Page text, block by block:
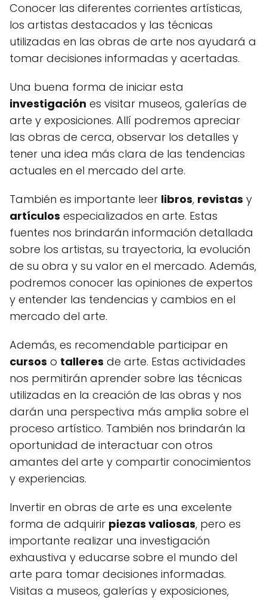
Conocer las diferentes corrientes artísticas,
los artistas destacados y las técnicas
utilizadas en las obras de arte nos ayudará a
tomar decisiones informadas y acertadas.
Una buena forma de iniciar esta
investigación es visitar museos, galerías de
arte y exposiciones. Allí podremos apreciar
las obras de cerca, observar los detalles y
tener una idea más clara de las tendencias
actuales en el mercado del arte.
También es importante leer libros, revistas y
artículos especializados en arte. Estas
fuentes nos brindarán información detallada
sobre los artistas, su trayectoria, la evolución
de su obra y su valor en el mercado. Además,
podremos conocer las opiniones de expertos
y entender las tendencias y cambios en el
mercado del arte.
Además, es recomendable participar en
cursos o talleres de arte. Estas actividades
nos permitirán aprender sobre las técnicas
utilizadas en la creación de las obras y nos
darán una perspectiva más amplia sobre el
proceso artístico. También nos brindarán la
oportunidad de interactuar con otros
amantes del arte y compartir conocimientos
y experiencias.
Invertir en obras de arte es una excelente
forma de adquirir piezas valiosas, pero es
importante realizar una investigación
exhaustiva y educarse sobre el mundo del
arte para tomar decisiones informadas.
Visitas a museos, galerías y exposiciones,